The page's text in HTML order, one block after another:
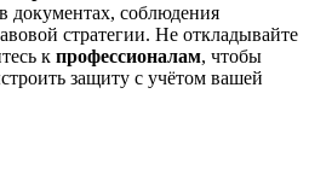
документах, соблюдения
стратегии. Не откладывайте
к профессионалам, чтобы
защиту с учётом вашей